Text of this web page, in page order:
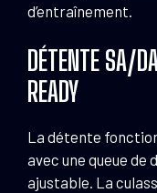
d’entraînement.
DÉTENTE SA/
READY
La détente
avec une queue
ajustable. La